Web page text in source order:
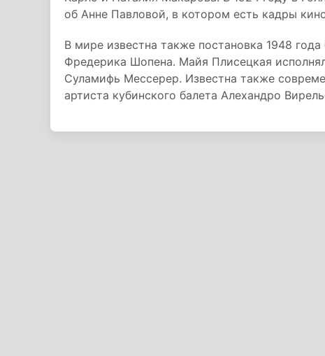
об Анне Павловой, в котором есть кадры
В мире известна также постановка 1948
Фредерика Шопена. Майя Плисецкая
Суламифь Мессерер. Известна также
артиста кубинского балета Алехандро